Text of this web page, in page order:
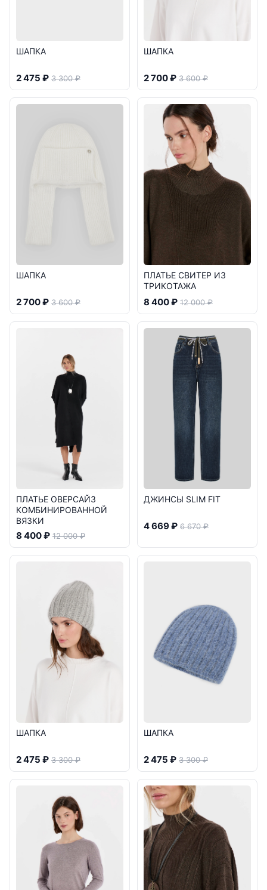
ШАПКА
2 475 ₽ 3 300 ₽
ШАПКА
2 700 ₽ 3 600 ₽
ШАПКА
2 700 ₽ 3 600 ₽
ПЛАТЬЕ СВИТЕР ИЗ
ТРИКОТАЖА
8 400 ₽ 12 000 ₽
ПЛАТЬЕ ОВЕРСАЙЗ
КОМБИНИРОВАННОЙ
ВЯЗКИ
8 400 ₽ 12 000 ₽
ДЖИНСЫ SLIM FIT
4 669 ₽ 6 670 ₽
ШАПКА
2 475 ₽ 3 300 ₽
ШАПКА
2 475 ₽ 3 300 ₽